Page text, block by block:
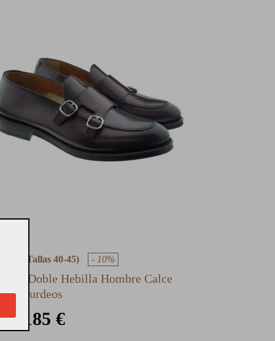
(Tallas 40-45) - 10%
Doble Hebilla Hombre Calce
Burdeos
€ 185 €